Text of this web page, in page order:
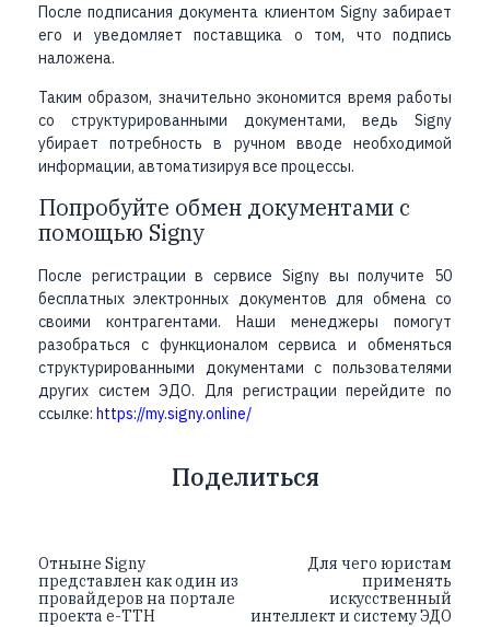
После подписания документа клиентом Signy забирает
его и уведомляет поставщика о том, что подпись
наложена.
Таким образом, значительно экономится время работы
со структурированными документами, ведь Signy
убирает потребность в ручном вводе необходимой
информации, автоматизируя все процессы.
Попробуйте обмен документами с
помощью Signy
После регистрации в сервисе Signy вы получите 50
бесплатных электронных документов для обмена со
своими контрагентами. Наши менеджеры помогут
разобраться с функционалом сервиса и обменяться
структурированными документами с пользователями
других систем ЭДО. Для регистрации перейдите по
ссылке: https://my.signy.online/
Поделиться
Отныне Signy
представлен как один из
провайдеров на портале
проекта е-ТТН
Для чего юристам
применять
искусственный
интеллект и систему ЭДО